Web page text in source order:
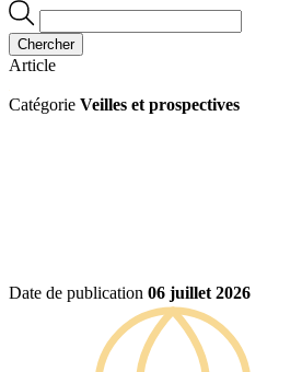
Chercher
Article
Catégorie Veilles et prospectives
Date de publication 06 juillet 2026